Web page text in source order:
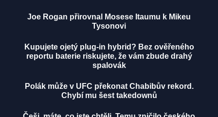
Joe Rogan přirovnal Mosese Itaumu k Mikeu
Tysonovi
Kupujete ojetý plug-in hybrid? Bez ověřeného
reportu baterie riskujete, že vám zbude drahý
spalovák
Polák může v UFC překonat Chabibův rekord.
Chybí mu šest takedownů